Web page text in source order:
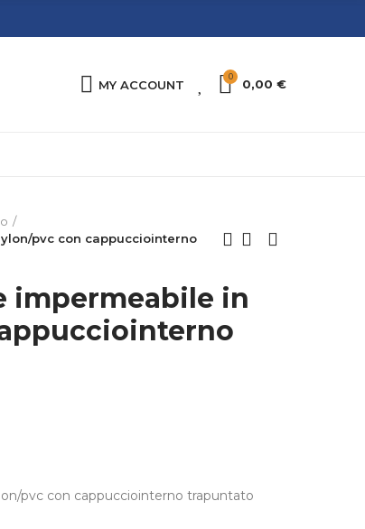
MY ACCOUNT
0
0,00 €
pvc con cappucciointerno
impermeabile in
pvc con cappucciointerno trapuntato